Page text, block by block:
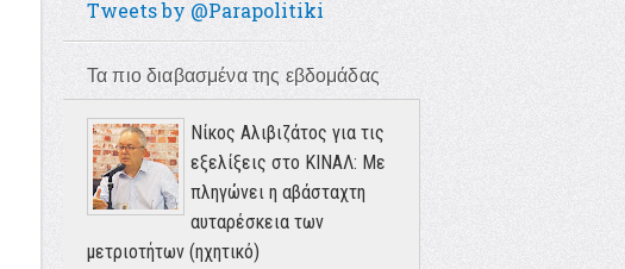
Tweets by @Parapolitiki
Τα πιο διαβασμένα της εβδομάδας
Νίκος Αλιβιζάτος για τις
εξελίξεις στο ΚΙΝΑΛ: Με
πληγώνει η αβάσταχτη
αυταρέσκεια των
μετριοτήτων (ηχητικό)